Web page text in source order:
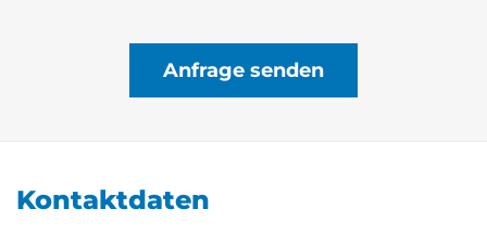
Anfrage senden
Kontaktdaten